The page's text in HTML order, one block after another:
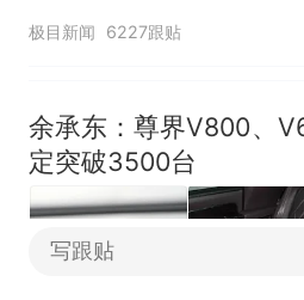
汰？教育局：已叫停招
极目新闻 6227跟贴
余承东：尊界V800、
定突破3500台
写跟贴